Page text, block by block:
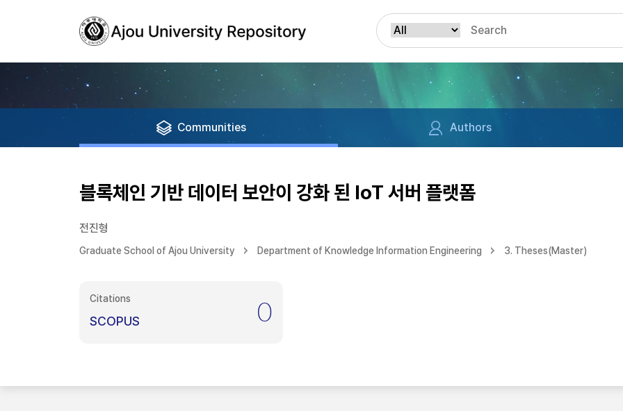
Communities Authors
블록체인 기반 데이터 보안이 강화 된 IoT 서버 플랫폼
전진형
Graduate School of Ajou University Department of Knowledge Information Engineering 3. Theses(Master)
Citations
SCOPUS 0